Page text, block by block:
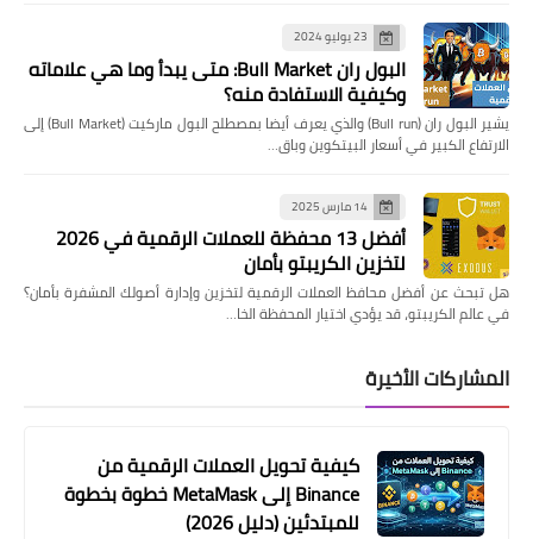
23 يوليو 2024
البول ران Bull Market: متى يبدأ وما هي علاماته
وكيفية الاستفادة منه؟
يشير البول ران (Bull run) والذي يعرف أيضا بمصطلح البول ماركيت (Bull Market) إلى
الارتفاع الكبير في أسعار البيتكوين وباق…
14 مارس 2025
أفضل 13 محفظة للعملات الرقمية في 2026
لتخزين الكريبتو بأمان
هل تبحث عن أفضل محافظ العملات الرقمية لتخزين وإدارة أصولك المشفرة بأمان؟
في عالم الكريبتو، قد يؤدي اختيار المحفظة الخا…
المشاركات الأخيرة
كيفية تحويل العملات الرقمية من
Binance إلى MetaMask خطوة بخطوة
للمبتدئين (دليل 2026)